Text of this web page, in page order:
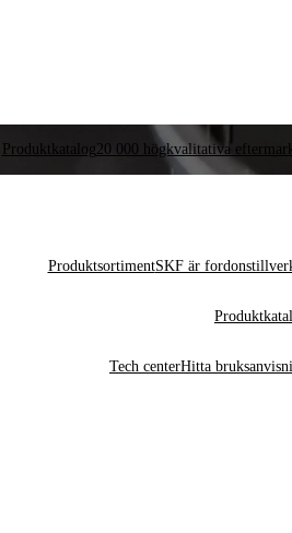
Produktkatalog20 000 högkvalitativa
ProduktsortimentSKF är
Tech centerHitta